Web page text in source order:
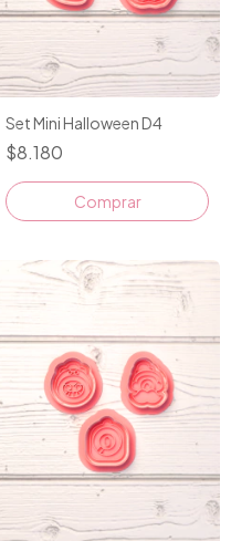
Set Mini Halloween D4
$8.180